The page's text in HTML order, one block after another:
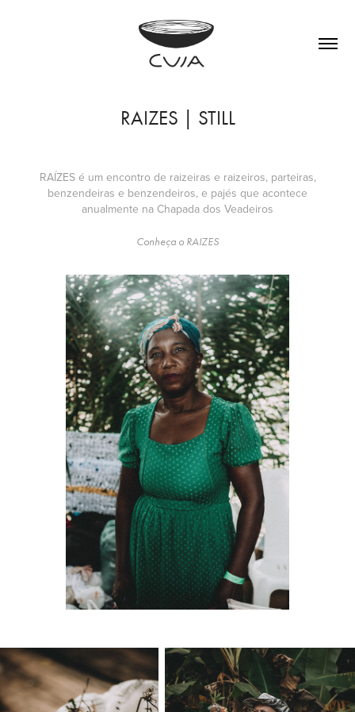
RAIZES | STILL
RAÍZES é um encontro de raizeiras e raizeiros, parteiras,
benzendeiras e benzendeiros, e pajés que acontece
anualmente na Chapada dos Veadeiros
Conheça o RAIZES